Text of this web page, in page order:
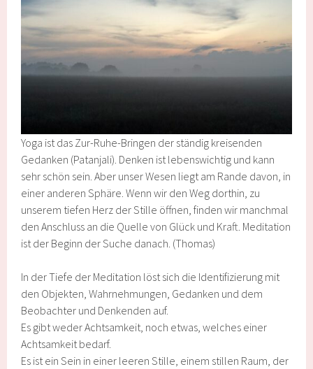
Yoga ist das Zur-Ruhe-Bringen der ständig kreisenden
Gedanken (Patanjali). Denken ist lebenswichtig und kann
sehr schön sein. Aber unser Wesen liegt am Rande davon, in
einer anderen Sphäre. Wenn wir den Weg dorthin, zu
unserem tiefen Herz der Stille öffnen, finden wir manchmal
den Anschluss an die Quelle von Glück und Kraft. Meditation
ist der Beginn der Suche danach. (Thomas)
In der Tiefe der Meditation löst sich die Identifizierung mit
den Objekten, Wahrnehmungen, Gedanken und dem
Beobachter und Denkenden auf.
Es gibt weder Achtsamkeit, noch etwas, welches einer
Achtsamkeit bedarf.
Es ist ein Sein in einer leeren Stille, einem stillen Raum, der